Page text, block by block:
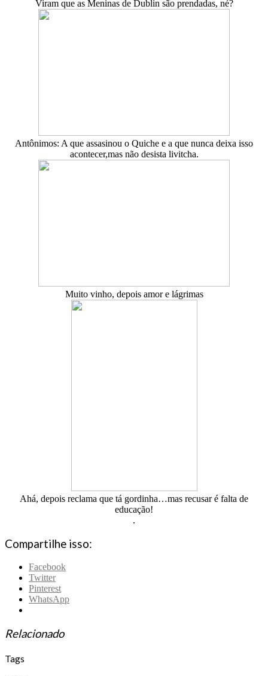
Viram que as Meninas de Dublin são prendadas, né?
Antônimos: A que assasinou o Quiche e a que nunca deixa isso
acontecer,mas não desista livitcha.
Muito vinho, depois amor e lágrimas
Ahá, depois reclama que tá gordinha…mas recusar é falta de
educação!
.
Compartilhe isso:
Facebook
Twitter
Pinterest
WhatsApp
Relacionado
Tags